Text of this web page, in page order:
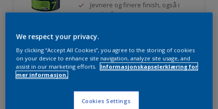
Jevnere og finere finish, også i
mørke farger
Sammenligne
Nordsjö Professional 20
We respect your privacy.
By clicking “Accept All Cookies”, you agree to the storing of cookies
on your device to enhance site navigation, analyze site usage, and
assist in our marketing efforts.
Informasjonskapselerklæring for
mer informasjon.
Cookies Settings